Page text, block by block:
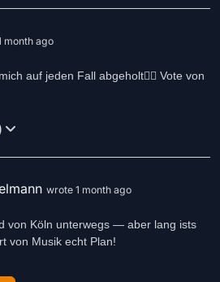
month ago
auf jeden Fall abgeholt👍🏻 Vote von
wrote 1 month ago
von Köln unterwegs — aber lang ists
von Musik echt Plan!